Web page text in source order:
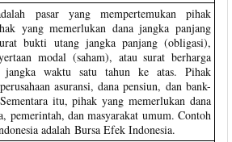
pasar yang mempertemukan pihak
yang memerlukan dana jangka panjang
bukti utang jangka panjang (obligasi),
modal (saham), atau surat berharga
jangka waktu satu tahun ke atas. Pihak
asuransi, dana pensiun, dan bank-
itu, pihak yang memerlukan dana
pemerintah, dan masyarakat umum. Contoh
adalah Bursa Efek Indonesia.